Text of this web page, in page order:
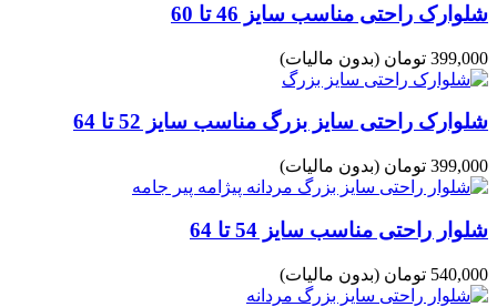
شلوارک راحتی مناسب سایز 46 تا 60
399,000 تومان (بدون مالیات)
شلوارک راحتی سایز بزرگ مناسب سایز 52 تا 64
399,000 تومان (بدون مالیات)
شلوار راحتی مناسب سایز 54 تا 64
540,000 تومان (بدون مالیات)